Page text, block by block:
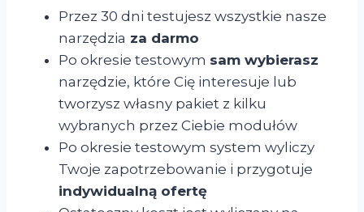
Przez 30 dni testujesz wszystkie nasze
narzędzia za darmo
Po okresie testowym sam wybierasz
narzędzie, które Cię interesuje lub
tworzysz własny pakiet z kilku
wybranych przez Ciebie modułów
Po okresie testowym system wyliczy
Twoje zapotrzebowanie i przygotuje
indywidualną ofertę